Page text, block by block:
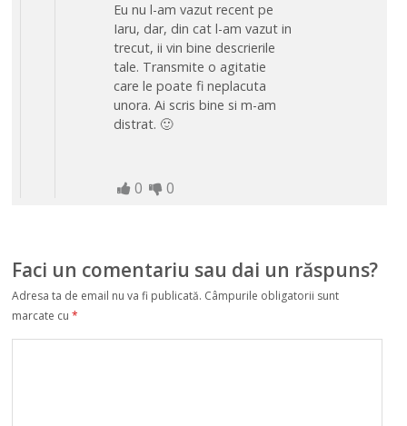
Eu nu l-am vazut recent pe
Iaru, dar, din cat l-am vazut in
trecut, ii vin bine descrierile
tale. Transmite o agitatie
care le poate fi neplacuta
unora. Ai scris bine si m-am
distrat. 🙂
0 0
Faci un comentariu sau dai un răspuns?
Adresa ta de email nu va fi publicată. Câmpurile obligatorii sunt
marcate cu*